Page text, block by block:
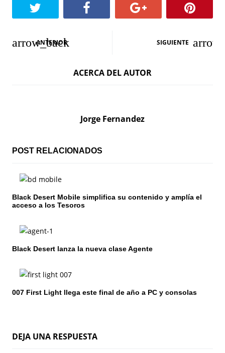
N
c
ó
n
d
e
e
n
a
ANTERIOR SIGUIENTE
ACERCA DEL AUTOR
Jorge Fernandez
POST RELACIONADOS
Black Desert Mobile simplifica su contenido y amplía el
acceso a los Tesoros
Black Desert lanza la nueva clase Agente
007 First Light llega este final de año a PC y consolas
DEJA UNA RESPUESTA